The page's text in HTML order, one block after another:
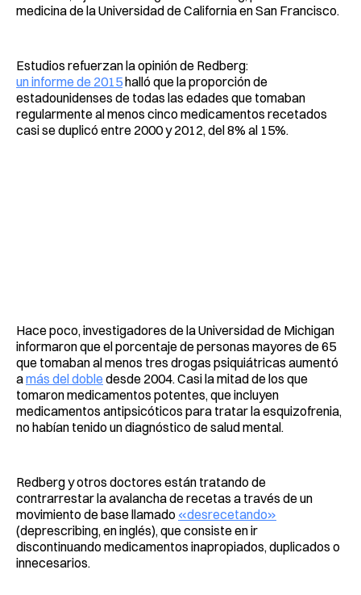
medicina de la Universidad de California en San Francisco.
Estudios refuerzan la opinión de Redberg:
un informe de 2015halló que la proporción de
estadounidenses de todas las edades que tomaban
regularmente al menos cinco medicamentos recetados
casi se duplicó entre 2000 y 2012, del 8% al 15%.
Hace poco, investigadores de la Universidad de Michigan
informaron que el porcentaje de personas mayores de 65
que tomaban al menos tres drogas psiquiátricas aumentó
amás del dobledesde 2004. Casi la mitad de los que
tomaron medicamentos potentes, que incluyen
medicamentos antipsicóticos para tratar la esquizofrenia,
no habían tenido un diagnóstico de salud mental.
Redberg y otros doctores están tratando de
contrarrestar la avalancha de recetas a través de un
movimiento de base llamado «desrecetando»
(deprescribing, en inglés), que consiste en ir
discontinuando medicamentos inapropiados, duplicados o
innecesarios.